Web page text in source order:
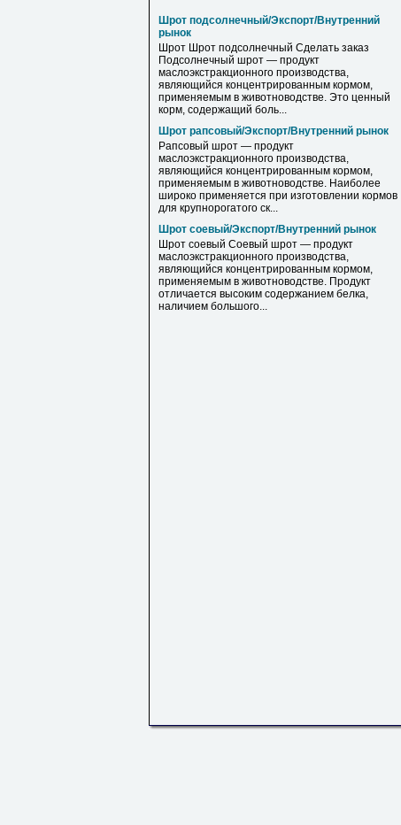
Шрот подсолнечный/Экспорт/Внутренний
рынок
Шрот Шрот подсолнечный Сделать заказ
Подсолнечный шрот — продукт
маслоэкстракционного производства,
являющийся концентрированным кормом,
применяемым в животноводстве. Это ценный
корм, содержащий боль...
Шрот рапсовый/Экспорт/Внутренний рынок
Рапсовый шрот — продукт
маслоэкстракционного производства,
являющийся концентрированным кормом,
применяемым в животноводстве. Наиболее
широко применяется при изготовлении кормов
для крупнорогатого ск...
Шрот соевый/Экспорт/Внутренний рынок
Шрот соевый Соевый шрот — продукт
маслоэкстракционного производства,
являющийся концентрированным кормом,
применяемым в животноводстве. Продукт
отличается высоким содержанием белка,
наличием большого...